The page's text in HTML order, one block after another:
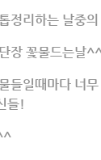
정리하는 날중
장 꽃물드는날
들일때마다 너
들!